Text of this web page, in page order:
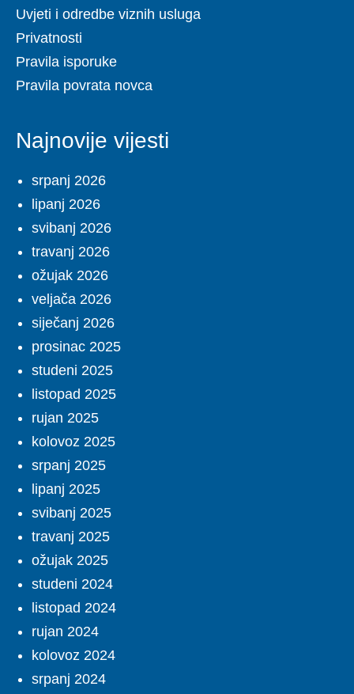
Uvjeti i odredbe viznih usluga
Privatnosti
Pravila isporuke
Pravila povrata novca
Najnovije vijesti
srpanj 2026
lipanj 2026
svibanj 2026
travanj 2026
ožujak 2026
veljača 2026
siječanj 2026
prosinac 2025
studeni 2025
listopad 2025
rujan 2025
kolovoz 2025
srpanj 2025
lipanj 2025
svibanj 2025
travanj 2025
ožujak 2025
studeni 2024
listopad 2024
rujan 2024
kolovoz 2024
srpanj 2024